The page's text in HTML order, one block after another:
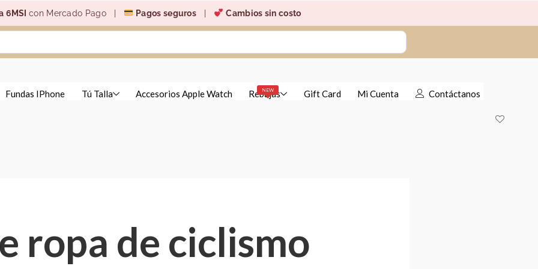
6MSIcon Mercado Pago | Pagos seguros Cambios sin costo
Fundas IPhone Tú Talla Accesorios Apple Watch NEW
Rebajas Gift Card Mi Cuenta Contáctanos
ropa de ciclismo